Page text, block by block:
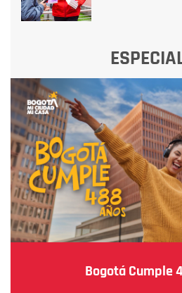
Bogotá Cumple